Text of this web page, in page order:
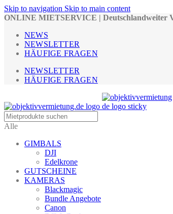
Skip to navigation Skip to main content
ONLINE MIETSERVICE | Deutschlandweiter
NEWS
NEWSLETTER
HÄUFIGE FRAGEN
NEWSLETTER
HÄUFIGE FRAGEN
Alle
GIMBALS
DJI
Edelkrone
GUTSCHEINE
KAMERAS
Blackmagic
Bundle Angebote
Canon